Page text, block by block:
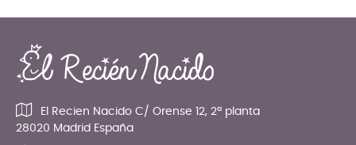
El Recien Nacido C/ Orense 12, 2ª planta
28020 Madrid España